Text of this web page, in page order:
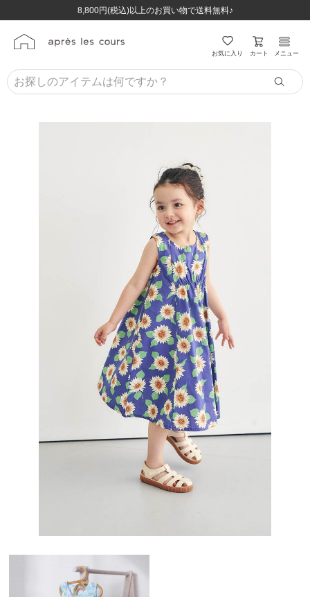
8,800円(税込)以上のお買い物で送料無料♪
ほぼ全品半額！！8/12(水)お昼12:59まで！！
8,800円(税込)以上のお買い物で送料無料♪
ほぼ全品半額！！8/12(水)お昼12:59まで！！
お気に入り カート メニュー